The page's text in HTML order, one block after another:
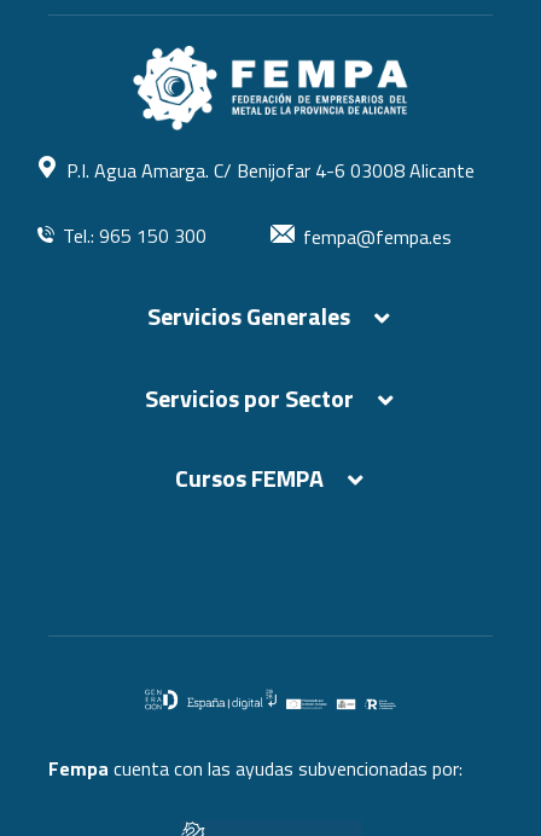
P.I. Agua Amarga. C/ Benijofar 4-6 03008 Alicante
Tel.: 965 150 300 fempa@fempa.es
Servicios Generales
Servicios por Sector
Cursos FEMPA
Fempa cuenta con las ayudas subvencionadas por: